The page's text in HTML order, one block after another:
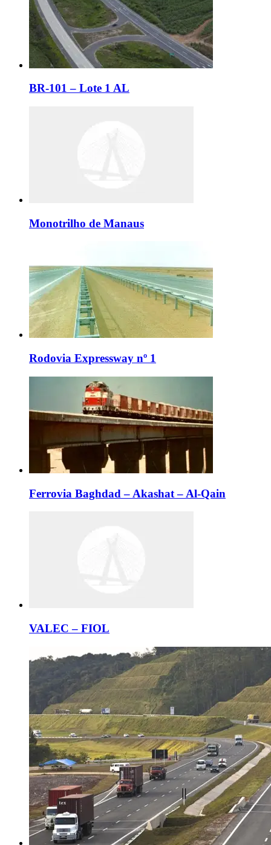
BR-101 – Lote 1 AL
Monotrilho de Manaus
Rodovia Expressway nº 1
Ferrovia Baghdad – Akashat – Al-Qain
VALEC – FIOL